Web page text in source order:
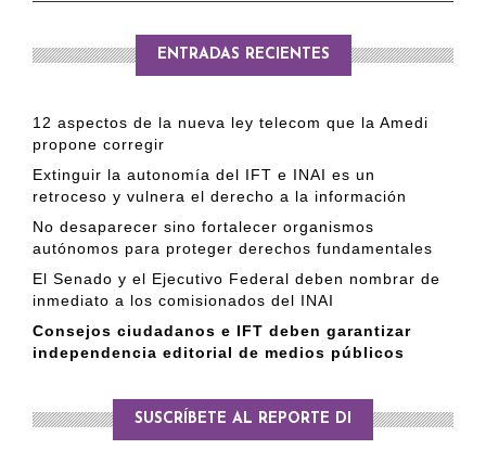
ENTRADAS RECIENTES
12 aspectos de la nueva ley telecom que la Amedi
propone corregir
Extinguir la autonomía del IFT e INAI es un
retroceso y vulnera el derecho a la información
No desaparecer sino fortalecer organismos
autónomos para proteger derechos fundamentales
El Senado y el Ejecutivo Federal deben nombrar de
inmediato a los comisionados del INAI
Consejos ciudadanos e IFT deben garantizar
independencia editorial de medios públicos
SUSCRÍBETE AL REPORTE DI